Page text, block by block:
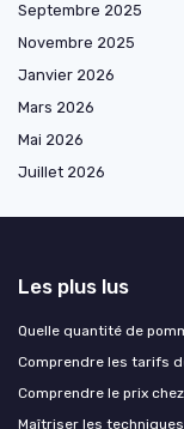
Septembre 2025
Novembre 2025
Janvier 2026
Mars 2026
Mai 2026
Juillet 2026
Les plus lus
Quelle quantité de
Comprendre les tarifs
Comprendre le prix
Maîtriser les